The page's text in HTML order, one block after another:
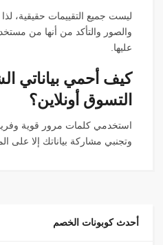
ليست جميع التقييمات حقيقية،
والصور والتأكد من أنها من
عليها.
كيف أحمي بياناتي
التسوق أونلاين؟
استخدمي كلمات مرور قوية
وتجنبي مشاركة بياناتك إلا على
أحدث كوبونات الخصم